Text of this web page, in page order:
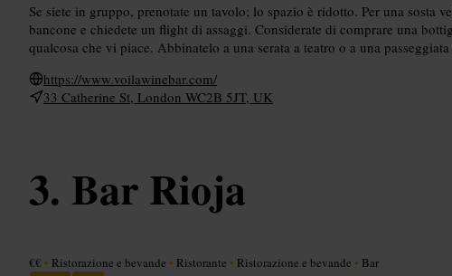
Se siete in gruppo, prenotate un tavolo; lo spazio è ridotto. Per una sosta
bancone e chiedete un flight di assaggi. Considerate di comprare una
qualcosa che vi piace. Abbinatelo a una serata a teatro o a una
https://www.voilawinebar.com/
33 Catherine St, London WC2B 5JT, UK
Bar Rioja
€€ • Ristorazione e bevande • Ristorante • Ristorazione e bevande • Bar